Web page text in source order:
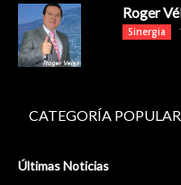
Roger
Sinergia
CATEGORÍA POPULAR
Últimas Noticias